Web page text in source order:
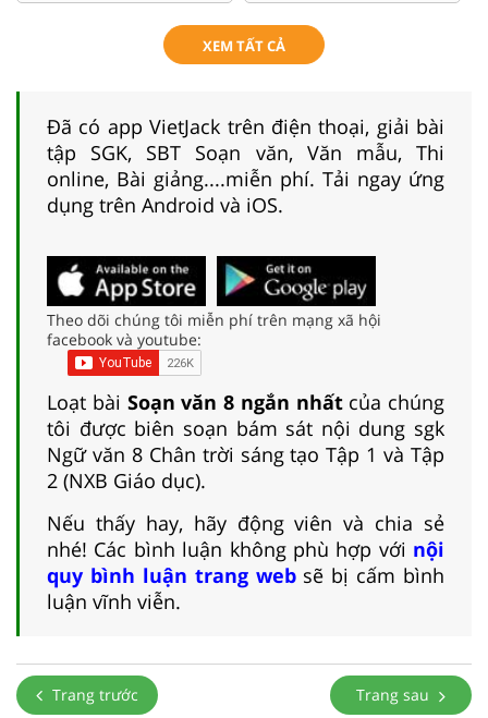
XEM TẤT CẢ
Đã có app VietJack trên điện thoại, giải bài
tập SGK, SBT Soạn văn, Văn mẫu, Thi
online, Bài giảng....miễn phí. Tải ngay ứng
dụng trên Android và iOS.
Theo dõi chúng tôi miễn phí trên mạng xã hội
facebook và youtube:
Loạt bài Soạn văn 8 ngắn nhấtcủa chúng
tôi được biên soạn bám sát nội dung sgk
Ngữ văn 8 Chân trời sáng tạo Tập 1 và Tập
2 (NXB Giáo dục).
Nếu thấy hay, hãy động viên và chia sẻ
nhé! Các bình luận không phù hợp với nội
quy bình luận trang websẽ bị cấm bình
luận vĩnh viễn.
Trang trước Trang sau